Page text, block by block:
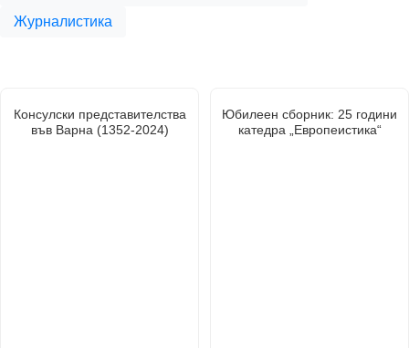
Журналистика
Консулски представителства
във Варна (1352-2024)
Юбилеен сборник: 25 години
катедра „Европеистика“